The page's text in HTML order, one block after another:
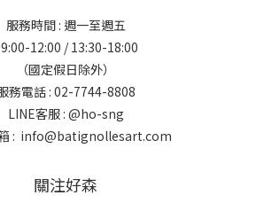
服務時間 : 週一至週五
12:00 / 13:30-18:00
（國定假日除外）
務電話 : 02-7744-8808
LINE客服 : @ho-sng
: info@batignollesart.com
關注好森